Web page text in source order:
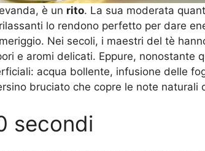
è un rito. La sua moderata
lo rendono perfetto per dare
Nei secoli, i maestri del tè
e aromi delicati. Eppure, nonostante
acqua bollente, infusione delle
bruciato che copre le note naturali
secondi